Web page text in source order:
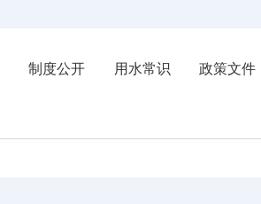
制度公开 用水常识 政策文件